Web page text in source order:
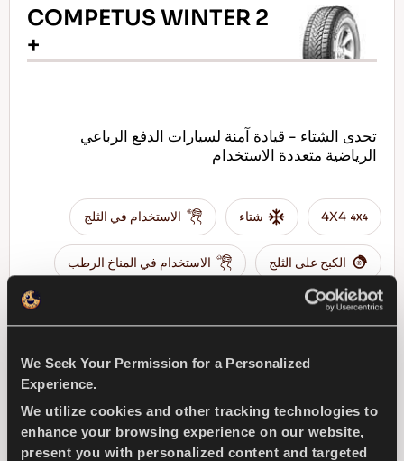
We Seek Your Permission for a Personalized
Experience.
We utilize cookies and other tracking technologies to
enhance your browsing experience on our website,
present you with personalized content and targeted
COMPETUS WINTER 2
+
تحدى الشتاء - قيادة آمنة لسيارات الدفع الرباعي
الرياضية متعددة الاستخدام
4X4 شتاء الاستخدام في الثلج
الكبح على الثلج الاستخدام في المناخ الرطب
الكبح في المناخ الرطب
ابحث عن وكيل تعرف على المزيد